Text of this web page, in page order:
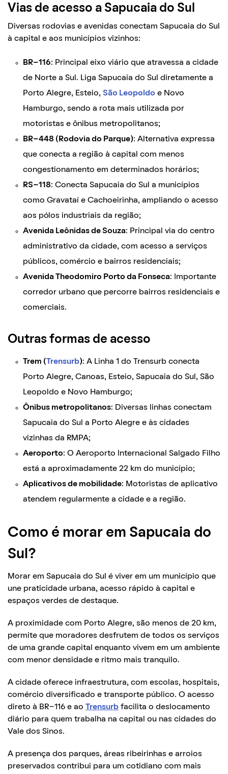
Vias de acesso a Sapucaia do Sul
Diversas rodovias e avenidas conectam Sapucaia do Sul
à capital e aos municípios vizinhos:
BR-116: Principal eixo viário que atravessa a cidade
de Norte a Sul. Liga Sapucaia do Sul diretamente a
Porto Alegre, Esteio, São Leopoldo e Novo
Hamburgo, sendo a rota mais utilizada por
motoristas e ônibus metropolitanos;
BR-448 (Rodovia do Parque): Alternativa expressa
que conecta a região à capital com menos
congestionamento em determinados horários;
RS-118: Conecta Sapucaia do Sul a municípios
como Gravataí e Cachoeirinha, ampliando o acesso
aos pólos industriais da região;
Avenida Leônidas de Souza: Principal via do centro
administrativo da cidade, com acesso a serviços
públicos, comércio e bairros residenciais;
Avenida Theodomiro Porto da Fonseca: Importante
corredor urbano que percorre bairros residenciais e
comerciais.
Outras formas de acesso
Trem ( Trensurb): A Linha 1 do Trensurb conecta
Porto Alegre, Canoas, Esteio, Sapucaia do Sul, São
Leopoldo e Novo Hamburgo;
Ônibus metropolitanos: Diversas linhas conectam
Sapucaia do Sul a Porto Alegre e às cidades
vizinhas da RMPA;
Aeroporto: O Aeroporto Internacional Salgado Filho
está a aproximadamente 22 km do município;
Aplicativos de mobilidade: Motoristas de aplicativo
atendem regularmente a cidade e a região.
Como é morar em Sapucaia do
Sul?
Morar em Sapucaia do Sul é viver em um município que
une praticidade urbana, acesso rápido à capital e
espaços verdes de destaque.
A proximidade com Porto Alegre, são menos de 20 km,
permite que moradores desfrutem de todos os serviços
de uma grande capital enquanto vivem em um ambiente
com menor densidade e ritmo mais tranquilo.
A cidade oferece infraestrutura, com escolas, hospitais,
comércio diversificado e transporte público. O acesso
direto à BR-116 e ao
Trensurb facilita o deslocamento
diário para quem trabalha na capital ou nas cidades do
Vale dos Sinos.
A presença dos parques, áreas ribeirinhas e arroios
preservados contribui para um cotidiano com mais